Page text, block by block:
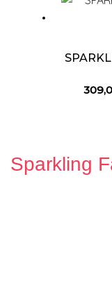
Sparkling